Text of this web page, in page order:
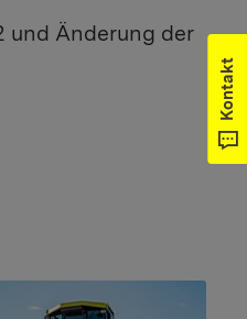
und Änderung der
Kontakt